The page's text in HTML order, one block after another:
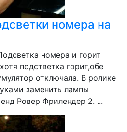
номера на
номера и горит
подстветка горит,обе
отключала. В ролике
заменить лампы
Ровер Фрилендер 2. ...